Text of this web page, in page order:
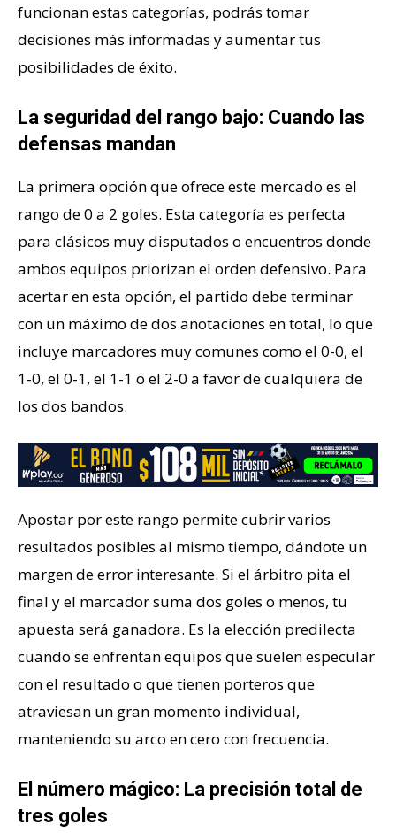
funcionan estas categorías, podrás tomar
decisiones más informadas y aumentar tus
posibilidades de éxito.
La seguridad del rango bajo: Cuando las
defensas mandan
La primera opción que ofrece este mercado es el
rango de 0 a 2 goles. Esta categoría es perfecta
para clásicos muy disputados o encuentros donde
ambos equipos priorizan el orden defensivo. Para
acertar en esta opción, el partido debe terminar
con un máximo de dos anotaciones en total, lo que
incluye marcadores muy comunes como el 0-0, el
1-0, el 0-1, el 1-1 o el 2-0 a favor de cualquiera de
los dos bandos.
Apostar por este rango permite cubrir varios
resultados posibles al mismo tiempo, dándote un
margen de error interesante. Si el árbitro pita el
final y el marcador suma dos goles o menos, tu
apuesta será ganadora. Es la elección predilecta
cuando se enfrentan equipos que suelen especular
con el resultado o que tienen porteros que
atraviesan un gran momento individual,
manteniendo su arco en cero con frecuencia.
El número mágico: La precisión total de
tres goles